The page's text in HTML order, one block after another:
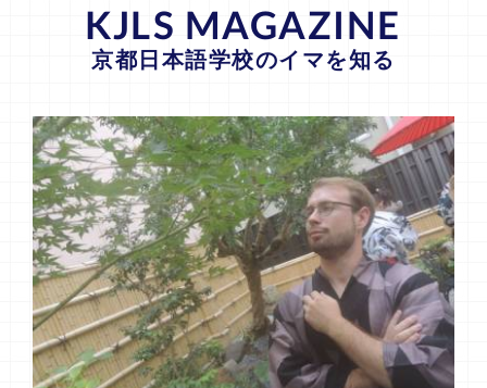
KJLS MAGAZINE
京都日本語学校のイマを知る